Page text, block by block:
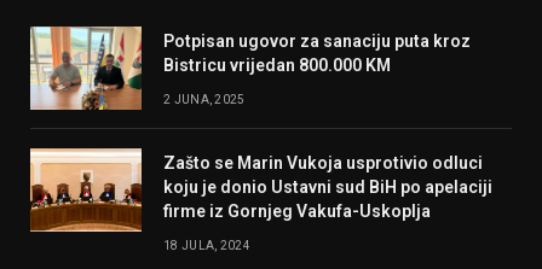
Potpisan ugovor za sanaciju puta kroz
Bistricu vrijedan 800.000 KM
2 JUNA, 2025
Zašto se Marin Vukoja usprotivio odluci
koju je donio Ustavni sud BiH po apelaciji
firme iz Gornjeg Vakufa-Uskoplja
18 JULA, 2024